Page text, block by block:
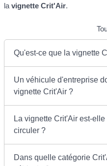
lavignette Crit'Air.
Qu'est-ce que la vignette
Un véhicule d'entreprise
vignette Crit'Air ?
La vignette Crit'Air est-
circuler ?
Dans quelle catégorie